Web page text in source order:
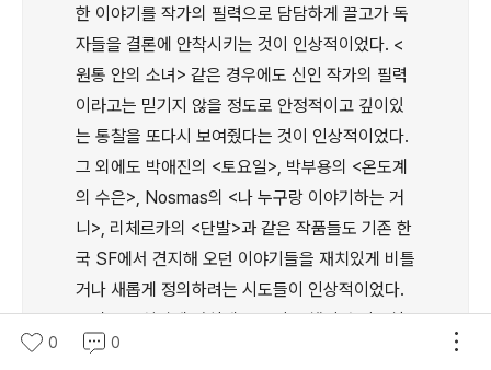
한 이야기를 작가의 필력으로 담담하게 끌고가 독
자들을 결론에 안착시키는 것이 인상적이었다. <
원통 안의 소녀> 같은 경우에도 신인 작가의 필력
이라고는 믿기지 않을 정도로 안정적이고 깊이있
는 통찰을 또다시 보여줬다는 것이 인상적이었다.
그 외에도 박애진의 <토요일>, 박부용의 <온도계
의 수은>, Nosmas의 <나 누구랑 이야기하는 거
니>, 리체르카의 <단발>과 같은 작품들도 기존 한
국 SF에서 견지해 오던 이야기들을 재치있게 비틀
거나 새롭게 정의하려는 시도들이 인상적이었다.
그리고 본심작에 아쉽게 오르지 못했지만 김동식
작가가 보여준 다채롭고 새로운 상상력의 영역들
0 0